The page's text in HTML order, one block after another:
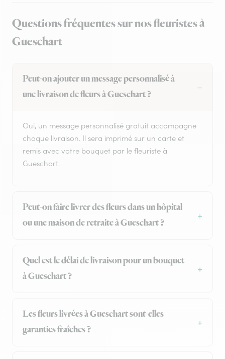
Questions fréquentes sur nos fleuristes à
Gueschart
Peut-on ajouter un message personnalisé à
une livraison de fleurs à Gueschart ?
Oui, un message personnalisé gratuit accompagne
chaque livraison. Il sera imprimé sur un carte et
remis avec votre bouquet par le fleuriste à
Gueschart.
Peut-on faire livrer des fleurs dans un hôpital
ou une maison de retraite à Gueschart ?
Quel est le délai de livraison pour un bouquet
à Gueschart ?
Les fleurs livrées à Gueschart sont-elles
garanties fraîches ?